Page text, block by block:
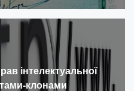
інтелектуальної
клонами